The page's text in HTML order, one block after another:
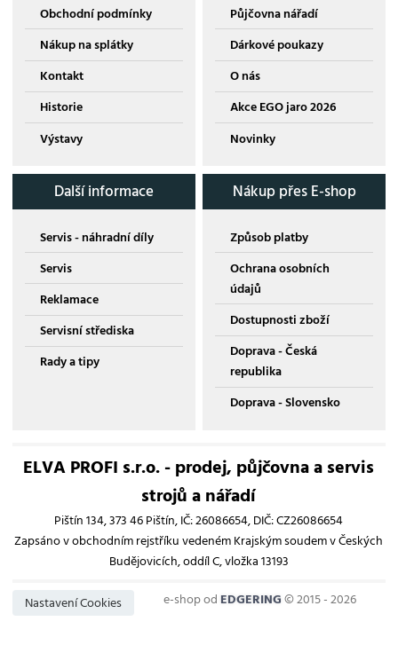
Obchodní podmínky
Nákup na splátky
Kontakt
Historie
Výstavy
Půjčovna nářadí
Dárkové poukazy
O nás
Akce EGO jaro 2026
Novinky
Další informace
Servis - náhradní díly
Servis
Reklamace
Servisní střediska
Rady a tipy
Nákup přes E-shop
Způsob platby
Ochrana osobních
údajů
Dostupnosti zboží
Doprava - Česká
republika
Doprava - Slovensko
ELVA PROFI s.r.o. - prodej, půjčovna a servis
strojů a nářadí
Pištín 134, 373 46 Pištín, IČ: 26086654, DIČ: CZ26086654
Zapsáno v obchodním rejstříku vedeném Krajským soudem v Českých
Budějovicích, oddíl C, vložka 13193
Nastavení Cookies e-shop odEDGERING© 2015 - 2026